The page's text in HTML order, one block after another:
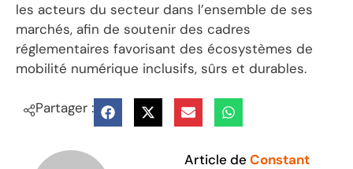
les acteurs du secteur dans l’ensemble de ses
marchés, afin de soutenir des cadres
réglementaires favorisant des écosystèmes de
mobilité numérique inclusifs, sûrs et durables.
Partager :
Article de Constant